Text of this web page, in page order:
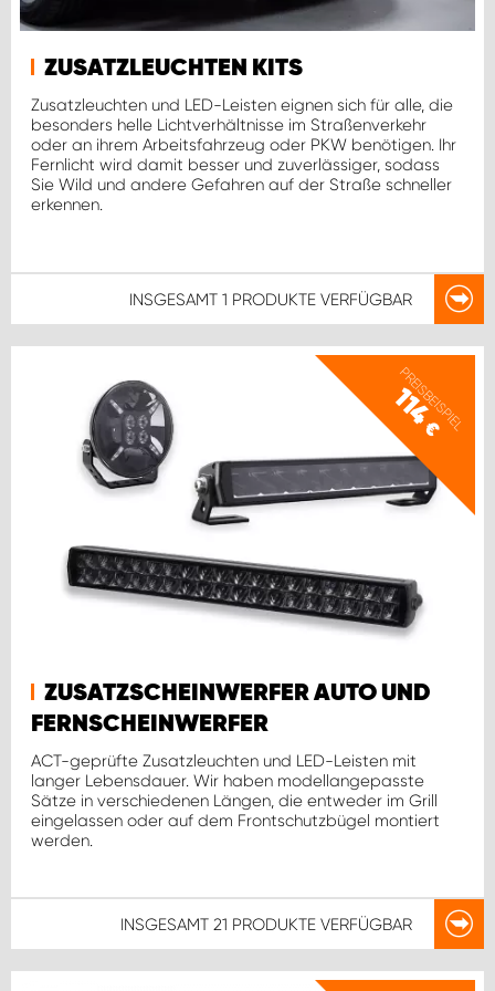
ZUSATZLEUCHTEN KITS
Zusatzleuchten und LED-Leisten eignen sich für alle, die
besonders helle Lichtverhältnisse im Straßenverkehr
oder an ihrem Arbeitsfahrzeug oder PKW benötigen. Ihr
Fernlicht wird damit besser und zuverlässiger, sodass
Sie Wild und andere Gefahren auf der Straße schneller
erkennen.
INSGESAMT 1 PRODUKTE VERFÜGBAR
PREISBEISPIEL
114
€
ZUSATZSCHEINWERFER AUTO UND
FERNSCHEINWERFER
ACT-geprüfte Zusatzleuchten und LED-Leisten mit
langer Lebensdauer. Wir haben modellangepasste
Sätze in verschiedenen Längen, die entweder im Grill
eingelassen oder auf dem Frontschutzbügel montiert
werden.
INSGESAMT 21 PRODUKTE VERFÜGBAR